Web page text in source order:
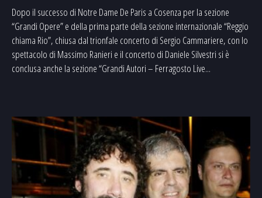
Dopo il successo di Notre Dame De Paris a Cosenza per la sezione
“Grandi Opere” e della prima parte della sezione internazionale “Reggio
chiama Rio”, chiusa dal trionfale concerto di Sergio Cammariere, con lo
spettacolo di Massimo Ranieri e il concerto di Daniele Silvestri si è
conclusa anche la sezione “Grandi Autori – Ferragosto Live...